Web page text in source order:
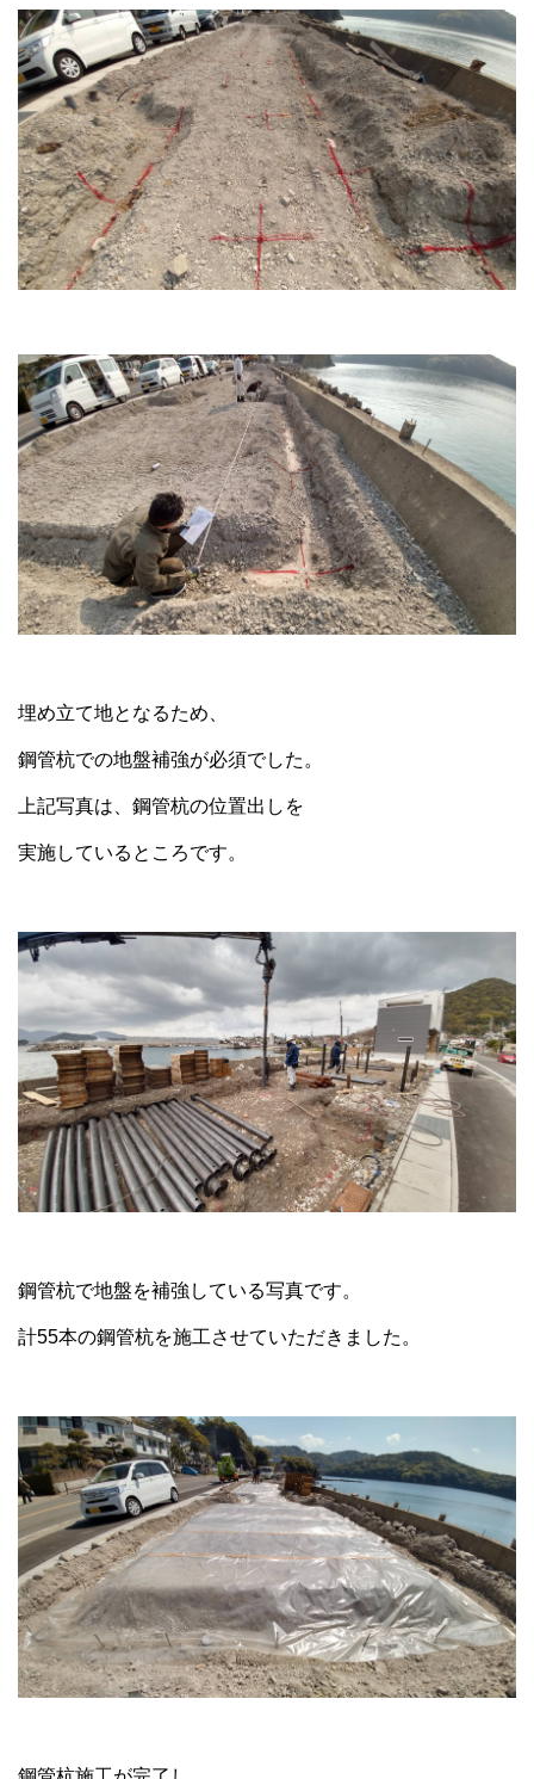
埋め立て地となるため、
鋼管杭での地盤補強が必須でした。
上記写真は、鋼管杭の位置出しを
実施しているところです。
鋼管杭で地盤を補強している写真です。
計55本の鋼管杭を施工させていただきました。